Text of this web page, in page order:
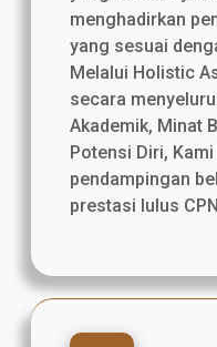
menghadirkan
yang sesuai
Melalui Holistic
secara
Akademik, Minat
Potensi Diri,
pendampingan
prestasi lulus